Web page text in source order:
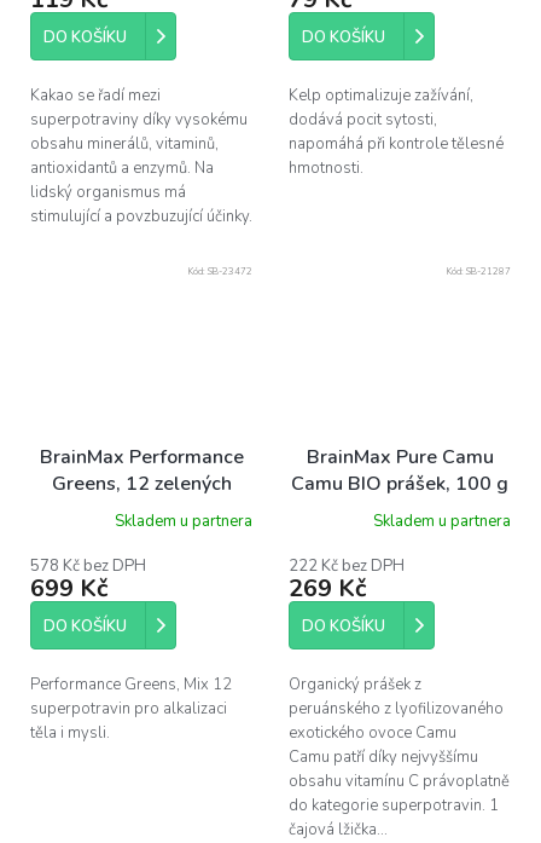
5,0
5
DO KOŠÍKU
Kakao se řadí mezi
superpotraviny díky vysokému
obsahu minerálů, vitaminů,
antioxidantů a enzymů. Na
lidský organismus má
stimulující a povzbuzující účinky.
DO KOŠÍKU
Kelp optimalizuje zažívání,
dodává pocit sytosti,
napomáhá při kontrole tělesné
hmotnosti.
BrainMax Performance
Greens, 12 zelených
super látek pro alkalizaci
a detoxikaci organizmu,
330 g
Skladem u partnera
578 Kč bez DPH
699 Kč
DO KOŠÍKU
Performance Greens, Mix 12
superpotravin pro alkalizaci
těla i mysli.
Kód: SB-23472
BrainMax Pure Camu
Camu BIO prášek, 100 g
Skladem u partnera
222 Kč bez DPH
269 Kč
DO KOŠÍKU
Organický prášek z
peruánského z lyofilizovaného
exotického ovoce Camu
Camu patří díky nejvyššímu
obsahu vitamínu C právoplatně
do kategorie superpotravin. 1
čajová lžička...
Kód: SB-21287